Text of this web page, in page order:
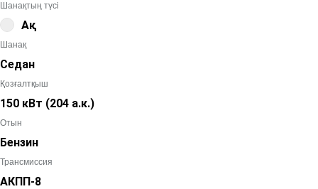
Шанақтың түсі
Ақ
Шанақ
Седан
Қозғалтқыш
150 кВт (204 а.к.)
Отын
Бензин
Трансмиссия
АКПП-8